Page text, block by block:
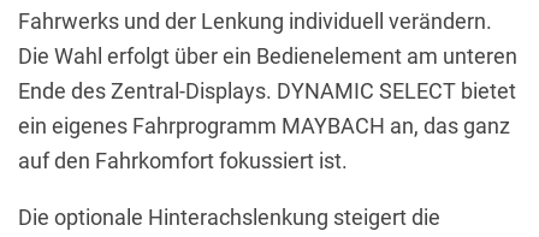
Fahrwerks und der Lenkung individuell verändern.
Die Wahl erfolgt über ein Bedienelement am unteren
Ende des Zentral-Displays. DYNAMIC SELECT bietet
ein eigenes Fahr­programm MAYBACH an, das ganz
auf den Fahrkomfort fokussiert ist.
Die optionale Hinterachslenkung steigert die